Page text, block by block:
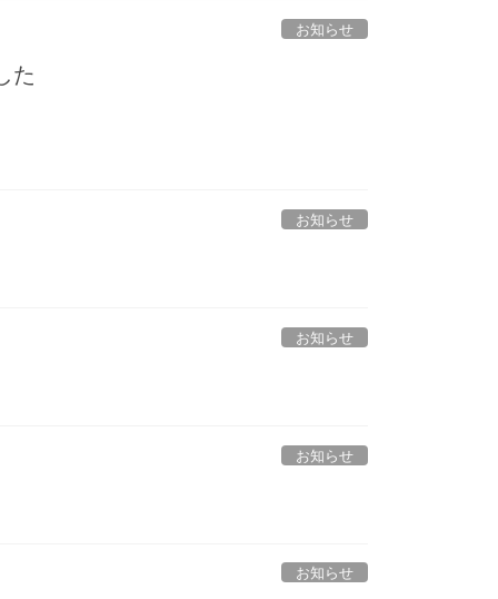
お知らせ
た
お知らせ
お知らせ
お知らせ
お知らせ